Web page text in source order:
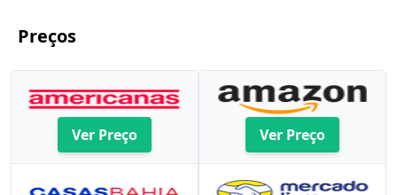
Preços
Ver Preço Ver Preço